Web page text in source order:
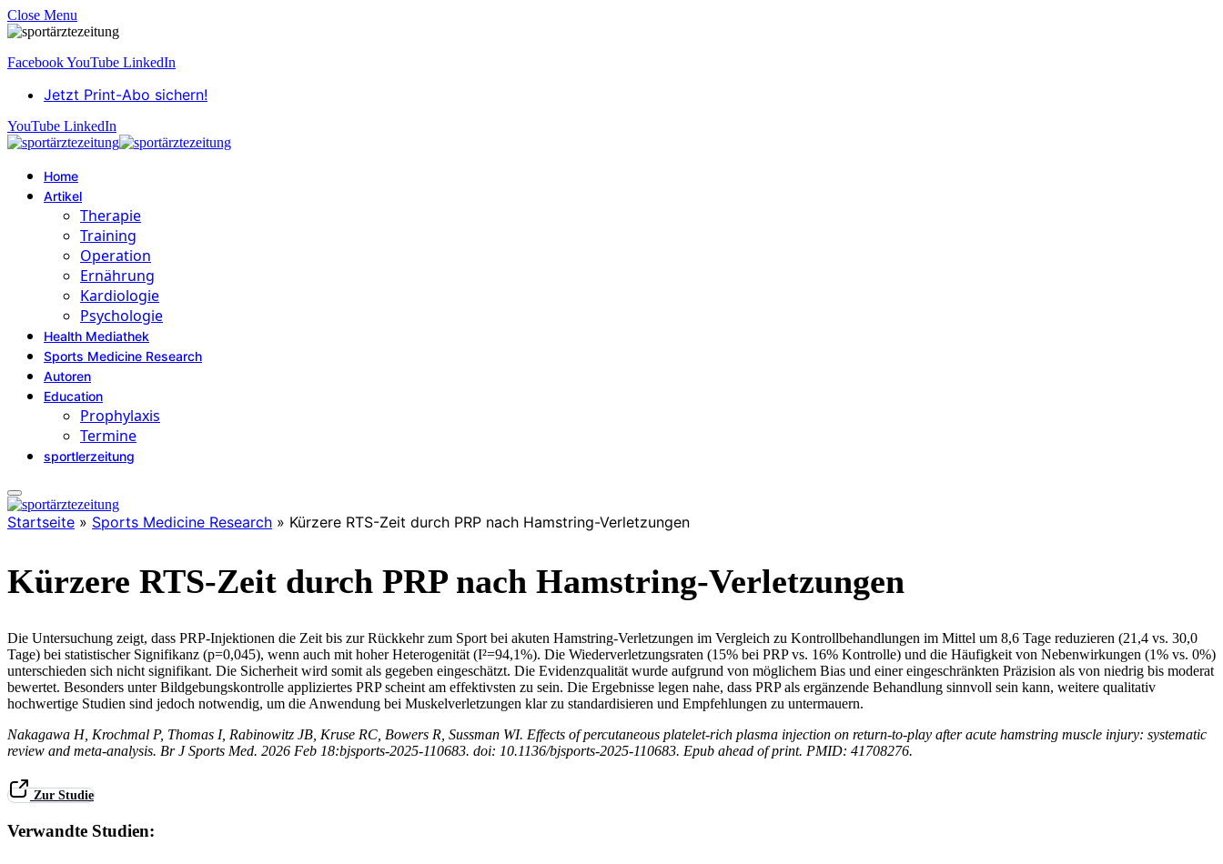
Close Menu
FacebookYouTube LinkedIn
Jetzt Print-Abo sichern!
YouTube LinkedIn
Home
Artikel
Therapie
Training
Operation
Ernährung
Kardiologie
Psychologie
Health Mediathek
Sports Medicine Research
Autoren
Education
Prophylaxis
Termine
sportlerzeitung
Startseite » Sports Medicine Research » Kürzere RTS-Zeit durch PRP nach Hamstring-Verletzungen
Kürzere RTS-Zeit durch PRP nach Hamstring-Verletzungen
Die Untersuchung zeigt, dass PRP-Injektionen die Zeit bis zur Rückkehr zum Sport bei akuten Hamstring-Verletzungen im Vergleich zu Kontrollbehandlungen im Mittel um 8,6 Tage reduzieren (21,4 vs. 30,0
Tage) bei statistischer Signifikanz (p=0,045), wenn auch mit hoher Heterogenität (I²=94,1%). Die Wiederverletzungsraten (15% bei PRP vs. 16% Kontrolle) und die Häufigkeit von Nebenwirkungen (1% vs. 0%)
unterschieden sich nicht signifikant. Die Sicherheit wird somit als gegeben eingeschätzt. Die Evidenzqualität wurde aufgrund von möglichem Bias und einer eingeschränkten Präzision als von niedrig bis moderat
bewertet. Besonders unter Bildgebungskontrolle appliziertes PRP scheint am effektivsten zu sein. Die Ergebnisse legen nahe, dass PRP als ergänzende Behandlung sinnvoll sein kann, weitere qualitativ
hochwertige Studien sind jedoch notwendig, um die Anwendung bei Muskelverletzungen klar zu standardisieren und Empfehlungen zu untermauern.
Nakagawa H, Krochmal P, Thomas I, Rabinowitz JB, Kruse RC, Bowers R, Sussman WI. Effects of percutaneous platelet-rich plasma injection on return-to-play after acute hamstring muscle injury: systematic
review and meta-analysis. Br J Sports Med. 2026 Feb 18:bjsports-2025-110683. doi: 10.1136/bjsports-2025-110683. Epub ahead of print. PMID: 41708276.
Zur Studie
Verwandte Studien: